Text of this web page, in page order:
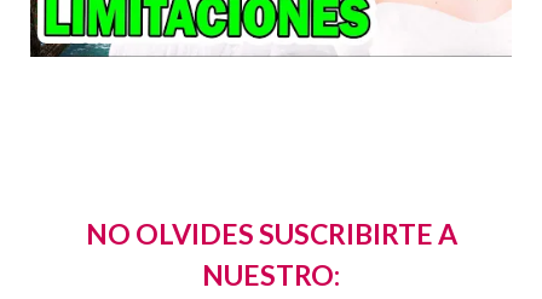
NO OLVIDES SUSCRIBIRTE A
NUESTRO: